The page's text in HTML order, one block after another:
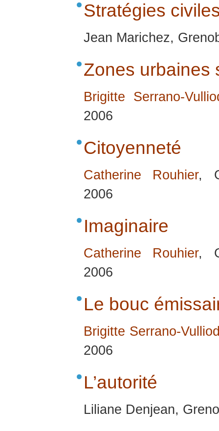
Stratégies
Jean Marichez,
Zones urbaines
Brigitte Serrano-
2006
Citoyenneté
Catherine Rouhier,
2006
Imaginaire
Catherine Rouhier,
2006
Le bouc
Brigitte Serrano-
2006
L’autorité
Liliane Denjean,